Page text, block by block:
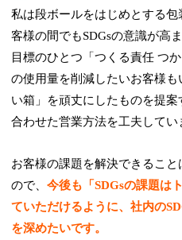
私は段ボールをはじめとする
客様の間でもSDGsの意識が高
目標のひとつ「つくる責任 つ
の使用量を削減したいお客様
い箱」を頑丈にしたものを提
合わせた営業方法を工夫してい
お客様の課題を解決できるこ
ので、今後も「SDGsの課題は
ていただけるように、社内の
を深めたいです。